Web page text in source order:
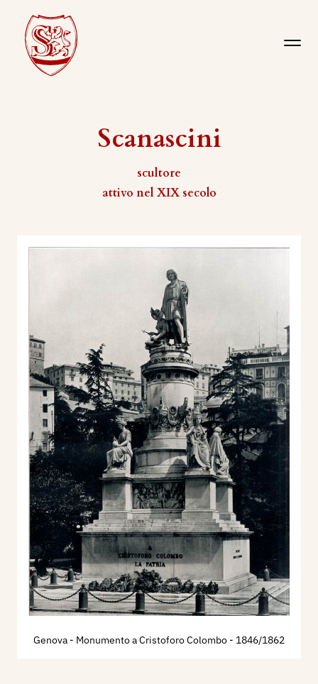
Scanascini
scultore
attivo nel XIX secolo
Genova - Monumento a Cristoforo Colombo - 1846/1862